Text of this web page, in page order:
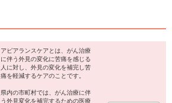
アピアランスケアとは、がん治療
に伴う外見の変化に苦痛を感じる
人に対し、外見の変化を補完し苦
痛を軽減するケアのことです。
県内の市町村では、がん治療に伴
う外見変化を補完するための医療